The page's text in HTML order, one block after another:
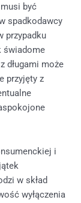
być
spadkodawcy
przypadku
świadome
długami może
przyjęty z
i
w skład
wyłączenia